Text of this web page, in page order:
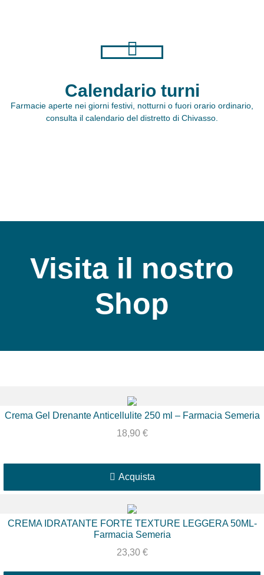
Calendario turni
Farmacie aperte nei giorni festivi, notturni o fuori orario ordinario,
consulta il calendario del distretto di Chivasso.
Visita il nostro
Shop
Crema Gel Drenante Anticellulite 250 ml – Farmacia Semeria
18,90 €
Acquista
CREMA IDRATANTE FORTE TEXTURE LEGGERA 50ML-
Farmacia Semeria
23,30 €